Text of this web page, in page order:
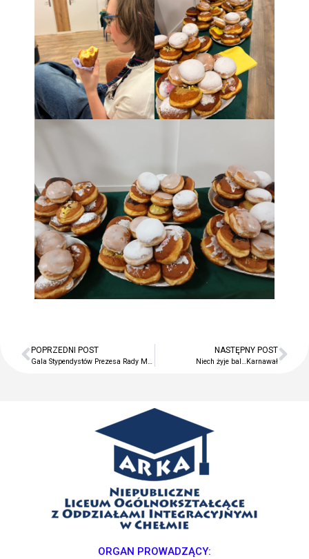
Pomoc psychologiczno-
pedagogiczna
Kontakt
Szukaj
Szukaj
Zakończenie roku szkolnego
Dzień Taty
Dzień Matki
Twój dzień w LO ARKA
Zajęcia artystyczne
Najnowsze
wyświetlenia.
POPRZEDNI POST
Gala Stypendystów Prezesa Rady Ministrów
NASTĘPNY POST
Niech żyje bal…Karnawał
ORGAN PROWADZĄCY: